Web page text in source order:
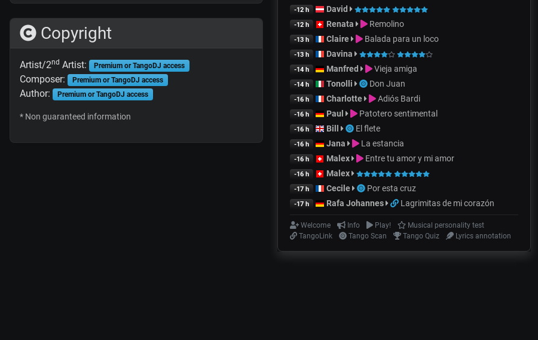
Copyright
Artist/2nd Artist: Premium or TangoDJ access
Composer: Premium or TangoDJ access
Author: Premium or TangoDJ access
* Non guaranteed information
-12 h David
-12 h Renata Remolino
-13 h Claire Balada para un loco
-13 h Davina
-14 h Manfred Vieja amiga
-14 h Tonolli Don Juan
-16 h Charlotte Adiós Bardi
-16 h Paul Patotero sentimental
-16 h Bill El flete
-16 h Jana La estancia
-16 h Malex Entre tu amor y mi amor
-16 h Malex
-17 h Cecile Por esta cruz
-17 h Rafa Johannes Lagrimitas de mi corazón
Welcome Info Play!
Musical personality test
TangoLink
Tango Scan Tango Quiz Lyrics annotation